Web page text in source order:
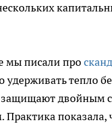
мы писали про
удерживать тепло
двойным
Практика показала,